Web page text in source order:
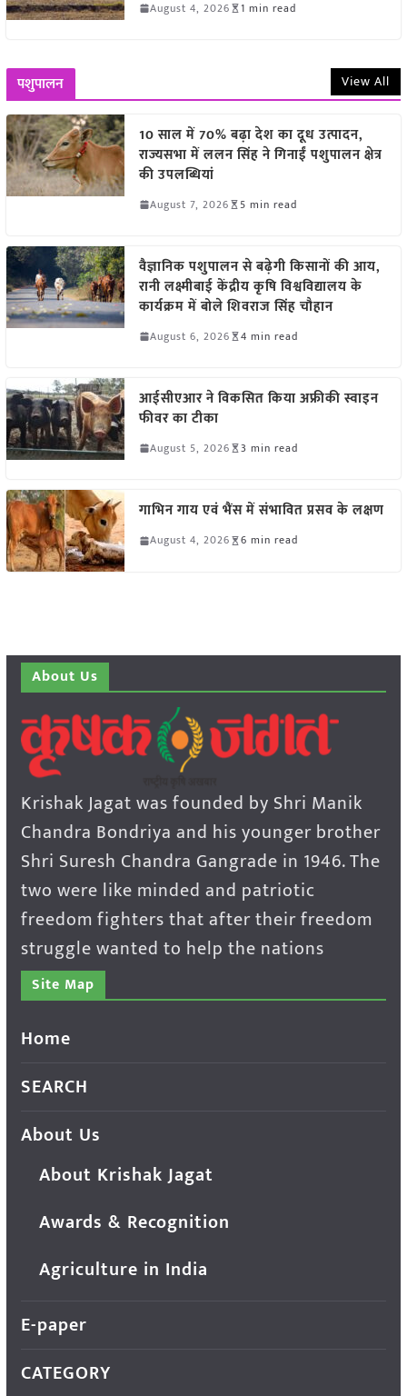
August 4, 2026 1 min read
पशुपालन View All
10 साल में 70% बढ़ा देश का दूध उत्पादन,
राज्यसभा में ललन सिंह ने गिनाईं पशुपालन क्षेत्र
की उपलब्धियां
August 7, 2026 5 min read
वैज्ञानिक पशुपालन से बढ़ेगी किसानों की आय,
रानी लक्ष्मीबाई केंद्रीय कृषि विश्वविद्यालय के
कार्यक्रम में बोले शिवराज सिंह चौहान
August 6, 2026 4 min read
आईसीएआर ने विकसित किया अफ्रीकी स्वाइन
फीवर का टीका
August 5, 2026 3 min read
गाभिन गाय एवं भैंस में संभावित प्रसव के लक्षण
August 4, 2026 6 min read
About Us
Krishak Jagat was founded by Shri Manik
Chandra Bondriya and his younger brother
Shri Suresh Chandra Gangrade in 1946. The
two were like minded and patriotic
freedom fighters that after their freedom
struggle wanted to help the nations
Site Map
Home
SEARCH
About Us
About Krishak Jagat
Awards & Recognition
Agriculture in India
E-paper
CATEGORY